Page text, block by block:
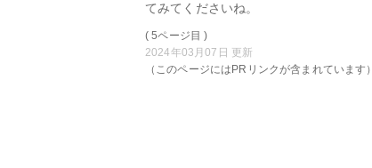
てみてくださいね。
( 5ページ目 )
2024年03月07日 更新
（このページにはPRリンクが含まれています）